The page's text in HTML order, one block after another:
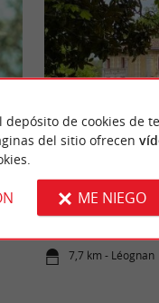
Parc de Pontaulic
7,7 km - Léognan
de cookies de
del sitio ofrecen
ME NIEGO